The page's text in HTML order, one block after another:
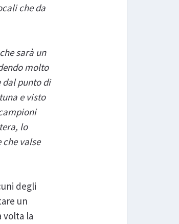
che da
sarà un
molto
dal punto di
e visto
lo
valse
degli
un
volta la